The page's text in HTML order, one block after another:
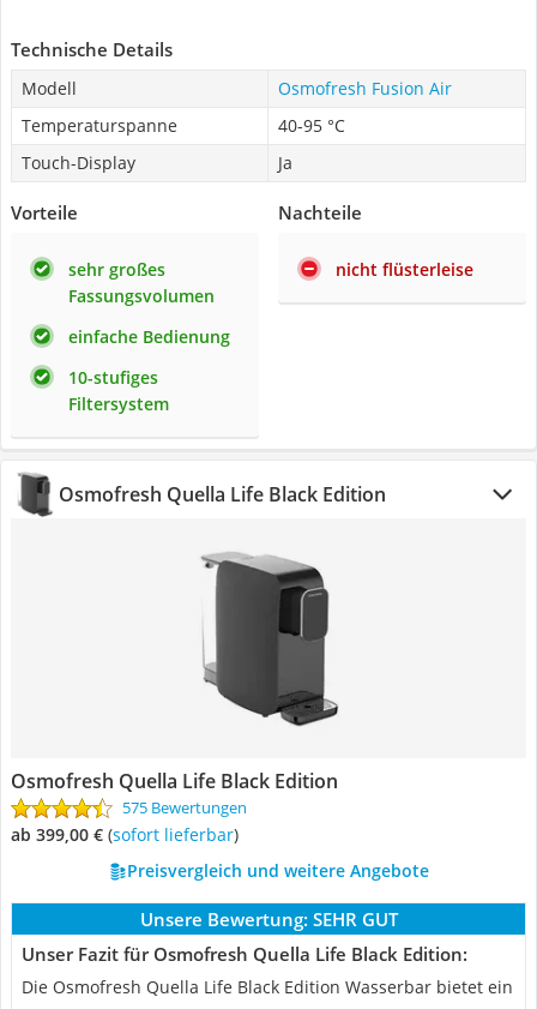
Technische Details
Modell
Osmofresh Fusion Air
Temperaturspanne
40-95 °C
Touch-Display
Ja
Vorteile
sehr großes
Fassungsvolumen
einfache Bedienung
10-stufiges
Filtersystem
Nachteile
nicht flüsterleise
Osmofresh Quella Life Black Edition
Osmofresh Quella Life Black Edition
575 Bewertungen
ab 399,00 € ( Sofort lieferbar)
Preisvergleich und weitere Angebote
Unsere Bewertung: SEHR GUT
Unser Fazit für Osmofresh Quella Life Black Edition:
Die Osmofresh Quella Life Black Edition Wasserbar bietet ein